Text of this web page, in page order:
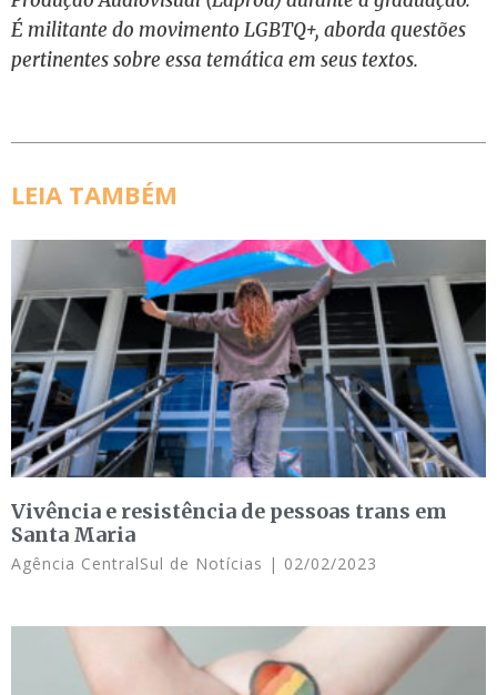
É militante do movimento LGBTQ+, aborda questões
pertinentes sobre essa temática em seus textos.
LEIA TAMBÉM
Vivência e resistência de pessoas trans em
Santa Maria
Agência CentralSul de Notícias 02/02/2023